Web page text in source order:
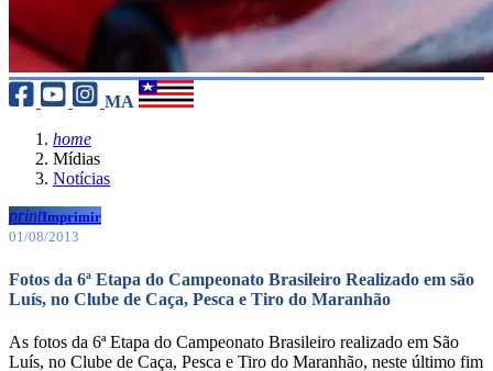
MA
home
Mídias
Notícias
printImprimir
01/08/2013
Fotos da 6ª Etapa do Campeonato Brasileiro Realizado em são
Luís, no Clube de Caça, Pesca e Tiro do Maranhão
As fotos da 6ª Etapa do Campeonato Brasileiro realizado em São
Luís, no Clube de Caça, Pesca e Tiro do Maranhão, neste último fim